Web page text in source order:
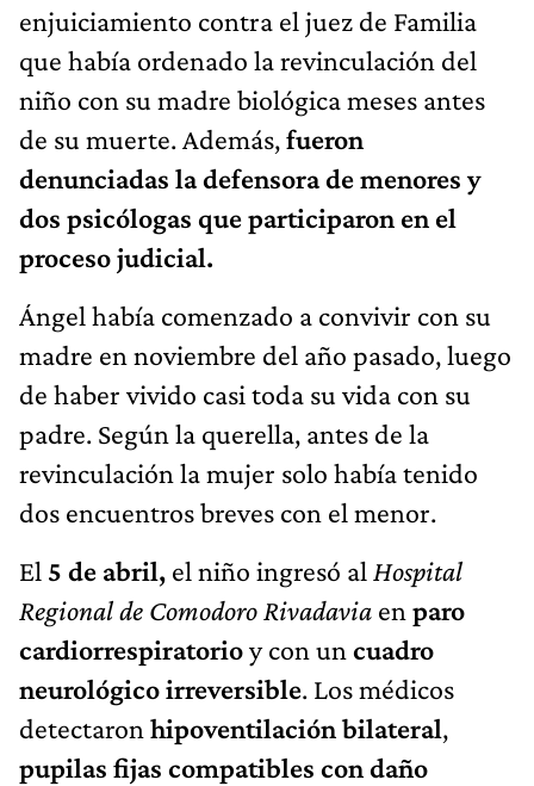
enjuiciamiento contra el juez de Familia
que había ordenado la revinculación del
niño con su madre biológica meses antes
de su muerte. Además,fueron
denunciadas la defensora de menores y
dos psicólogas que participaron en el
proceso judicial.
Ángel había comenzado a convivir con su
madre en noviembre del año pasado, luego
de haber vivido casi toda su vida con su
padre. Según la querella, antes de la
revinculación la mujer solo había tenido
dos encuentros breves con el menor.
El 5 de abril, el niño ingresó al Hospital
Regional de Comodoro Rivadavia en paro
cardiorrespiratorioy con un cuadro
neurológico irreversible. Los médicos
detectaron hipoventilación bilateral,
pupilas fijas compatibles con daño